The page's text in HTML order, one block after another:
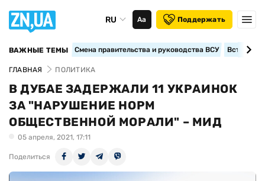
RU Аа Поддержать
ВАЖНЫЕ ТЕМЫ Смена правительства и руководства ВСУ
ГЛАВНАЯ ПОЛИТИКА
В ДУБАЕ ЗАДЕРЖАЛИ 11 УКРАИНОК
ЗА "НАРУШЕНИЕ НОРМ
ОБЩЕСТВЕННОЙ МОРАЛИ" – МИД
05 апреля, 2021, 17:11
Поделиться